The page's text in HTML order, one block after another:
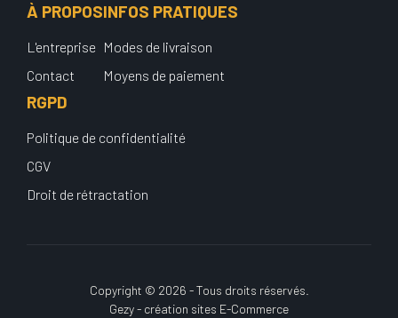
À PROPOS
L'entreprise
Contact
INFOS PRATIQUES
Modes de livraison
Moyens de paiement
RGPD
Politique de confidentialité
CGV
Droit de rétractation
Copyright © 2026 - Tous droits réservés.
Gezy - création sites E-Commerce